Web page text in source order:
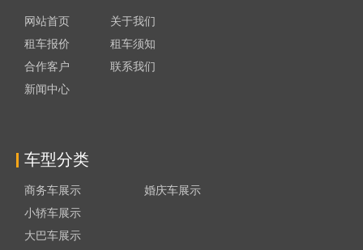
网站首页
租车报价
合作客户
新闻中心
关于我们
租车须知
联系我们
车型分类
商务车展示
小轿车展示
大巴车展示
婚庆车展示